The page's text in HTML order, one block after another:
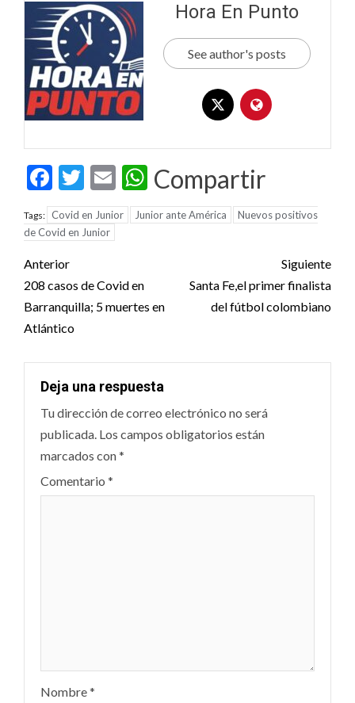
Hora En Punto
See author's posts
Facebook
Twitter
EmailWhatsApp
Compartir
Tags: Covid en Junior Junior ante América
Nuevos positivos
de Covid en Junior
Post
navigation
Anterior
208 casos de Covid en
Barranquilla; 5 muertes en
Atlántico
Siguiente
Santa Fe,el primer finalista
del fútbol colombiano
Deja una respuesta
Tu dirección de correo electrónico no será
publicada. Los campos obligatorios están
marcados con*
Comentario *
Nombre*